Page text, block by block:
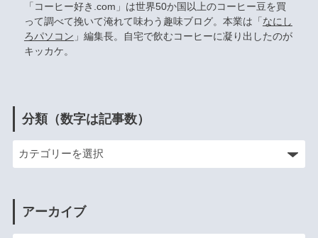
「コーヒー好き.com」は世界50か国以上のコーヒー豆を買
って調べて挽いて淹れて味わう趣味ブログ。本業は「 なにし
ろパソコン 」編集長。自宅で飲むコーヒーに凝り出したのが
キッカケ。
分類（数字は記事数）
アーカイブ